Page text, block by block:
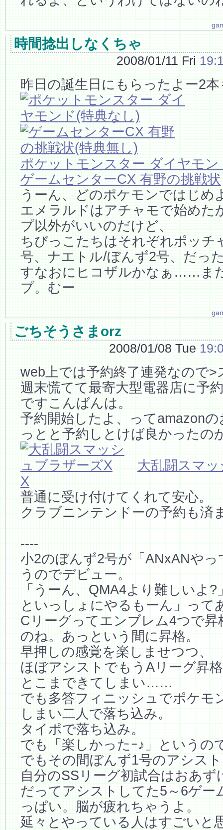
時間捻出しなくちゃ
2008/01/11 Fri
昨日の誕生日にもらったよー2本
ポケットモンスター ダイヤモン
ゲームセンターCX 有野の挑戦状
うーん、どのポケモンではじ
エメラルドはアチャモで始めた
プ以外がいいのだけど、
ちびっこたちはそれぞれポッチ
号、ナエトル/ぼんず2号、だっ
すなおにヒコザルかなぁ……ま
プ。むー
ごちそうさまorz
2008/01/08 Tue
web上では予約終了連発なので>
週末慌てて最寄大型電器店に予
ですこんばんは。
予約開始したよ、ってamazon
っとと予約しとけば良かったの
大乱闘スマ
X
普通に受け付けてくれて安心。
クラブニンテンドーの予約も済
----
小2のぼんず2号が「ANxANや
うのでデビュー。
「うーん、QMA4より難しいよ
といっしょにやるもーん」っ
Cリーグってエンブレム4つで
のね。あっという間に昇格。
早押しの感覚を楽しませつつ、
ほぼアシストでもうAリーグ昇
とこまできてしまい……
でも多答フィニッシュでポケモ
しまい二人で落ち込み。
タイポで落ち込み。
でも「楽しかったｰ♪」というの
でもその間ぼんず1号のアシス
自分のSSリーグ初試合はおあず
だってアシストしてた5～6ゲー
っぱい。脳が疲れちゃうよ。
延々とやっている人はすごいと